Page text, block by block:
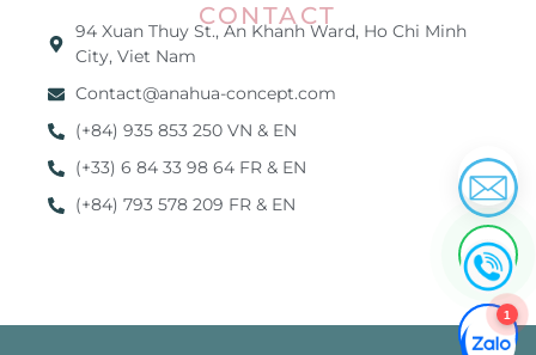
CONTACT
94 Xuan Thuy St., An Khanh Ward, Ho Chi Minh
City, Viet Nam
Contact@anahua-concept.com
(+84) 935 853 250 VN & EN
(+33) 6 84 33 98 64 FR & EN
(+84) 793 578 209 FR & EN
1